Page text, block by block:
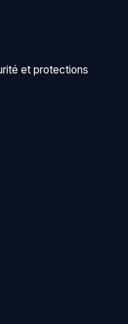
et protections